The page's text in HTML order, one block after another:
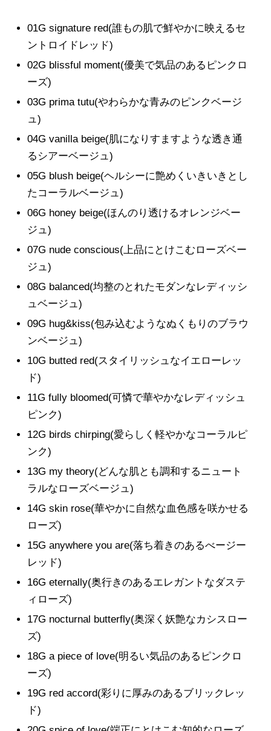
01G signature red(誰もの肌で鮮やかに映えるセ
ントロイドレッド)
02G blissful moment(優美で気品のあるピンクロ
ーズ)
03G prima tutu(やわらかな青みのピンクベージ
ュ)
04G vanilla beige(肌になりすますような透き通
るシアーベージュ)
05G blush beige(ヘルシーに艶めくいきいきとし
たコーラルベージュ)
06G honey beige(ほんのり透けるオレンジベー
ジュ)
07G nude conscious(上品にとけこむローズベー
ジュ)
08G balanced(均整のとれたモダンなレディッシ
ュベージュ)
09G hug&kiss(包み込むようなぬくもりのブラウ
ンベージュ)
10G butted red(スタイリッシュなイエローレッ
ド)
11G fully bloomed(可憐で華やかなレディッシュ
ピンク)
12G birds chirping(愛らしく軽やかなコーラルピ
ンク)
13G my theory(どんな肌とも調和するニュート
ラルなローズベージュ)
14G skin rose(華やかに自然な血色感を咲かせる
ローズ)
15G anywhere you are(落ち着きのあるべージー
レッド)
16G eternally(奥行きのあるエレガントなダステ
ィローズ)
17G nocturnal butterfly(奥深く妖艶なカシスロー
ズ)
18G a piece of love(明るい気品のあるピンクロ
ーズ)
19G red accord(彩りに厚みのあるブリックレッ
ド)